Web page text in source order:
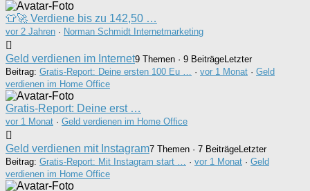
👕🚀 Verdiene bis zu 142,50 …
vor 2 Jahren · Norman Schmidt Internetmarketing
Geld verdienen im Internet9 Themen · 9 BeiträgeLetzter
Beitrag: Gratis-Report: Deine ersten 100 Eu … · vor 1 Monat · Geld
verdienen im Home Office
Gratis-Report: Deine erst …
vor 1 Monat · Geld verdienen im Home Office
Geld verdienen mit Instagram7 Themen · 7 BeiträgeLetzter
Beitrag: Gratis-Report: Mit Instagram start … · vor 1 Monat · Geld
verdienen im Home Office